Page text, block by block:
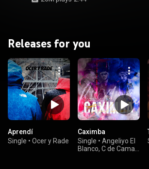
Releases for you
Aprendí
Single • Ocer y Rade
Caximba
Single • Angeliyo El
Blanco, C de Cama,